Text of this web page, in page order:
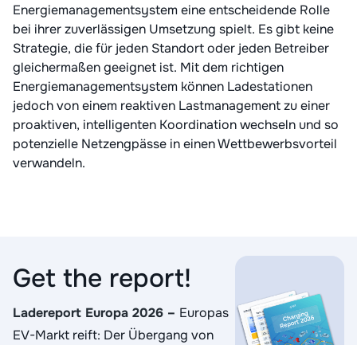
Energiemanagementsystem eine entscheidende Rolle
bei ihrer zuverlässigen Umsetzung spielt. Es gibt keine
Strategie, die für jeden Standort oder jeden Betreiber
gleichermaßen geeignet ist. Mit dem richtigen
Energiemanagementsystem können Ladestationen
jedoch von einem reaktiven Lastmanagement zu einer
proaktiven, intelligenten Koordination wechseln und so
potenzielle Netzengpässe in einen Wettbewerbsvorteil
verwandeln.
Get the report!
Ladereport Europa 2026 – Europas
EV-Markt reift: Der Übergang von